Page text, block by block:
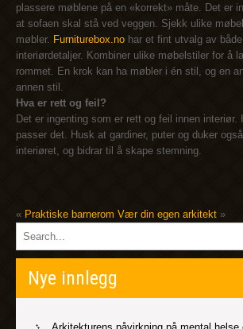
plassere møblene på en «korrekt» måte. Det er
at sofaen skal stå ved veggen. Sjekk ulike
møbler. Furniturebox.no har et fint utvalg av
interiørdetaljer. Kombiner ulike møbelstiler for å
rommet. En krok kan ha møbler i én stil, og en
annen stil.
Hva er rett og feil?
Det er ingenting som er rett og feil innen interiør.
passer det. Husk at gardiner, puter og duker
interiøret, og bidrar til å skape stemning.
« Praktiske barnerom Vær din egen arkitekt »
Nye innlegg